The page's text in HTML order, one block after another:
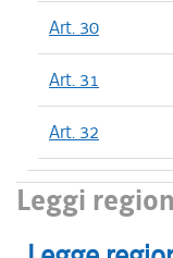
Art. 30
Art. 31
Art. 32
Leggi